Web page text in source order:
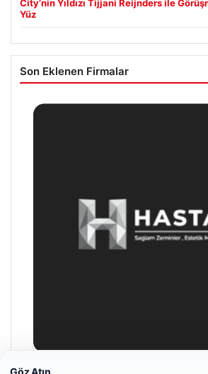
City’nin Yıldızı Tijjani Reijnders ile
Yüz
Son Eklenen Firmalar
Göz Atın